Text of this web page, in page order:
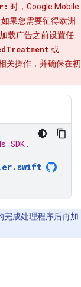
时， Google Mobile
果您需要征得欧洲
载广告之前设置任
或
关操作，并确保在初
SDK.
.swift
完成处理程序后再加